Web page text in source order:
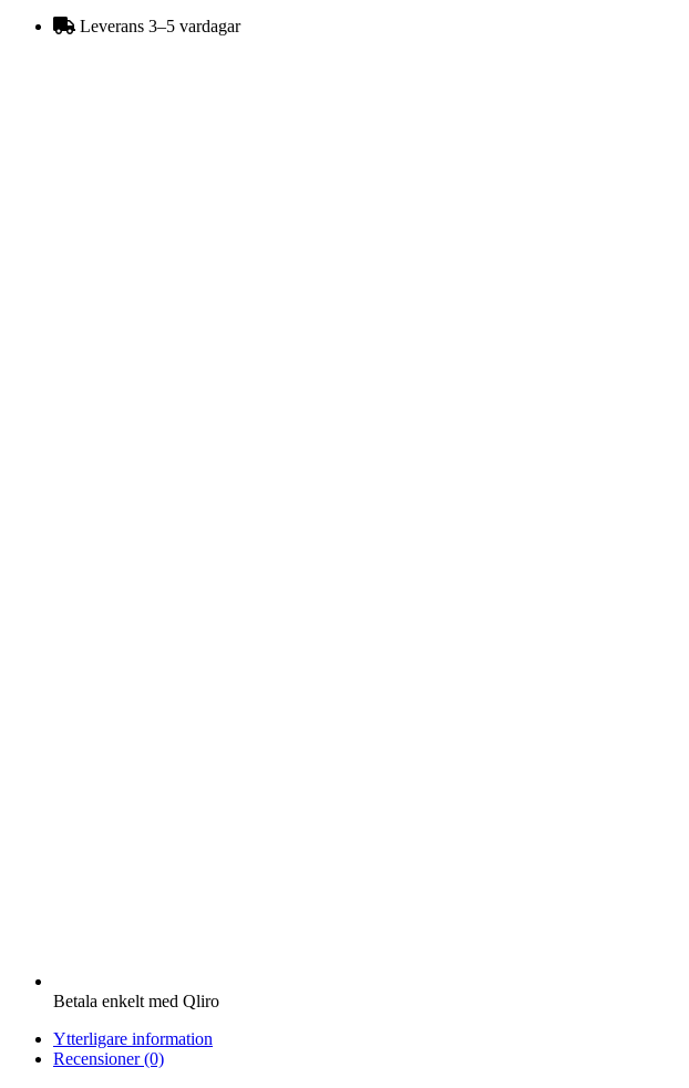
Leverans 3–5 vardagar
Betala enkelt med Qliro
Ytterligare information
Recensioner (0)